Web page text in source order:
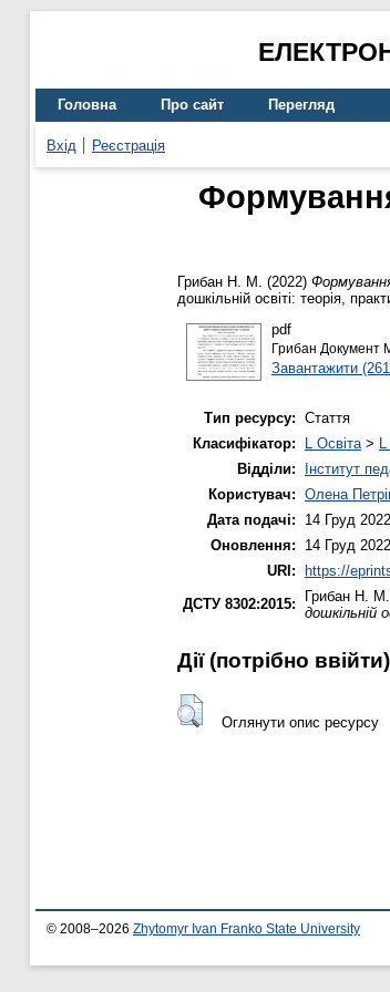
Головна Про сайт Перегляд
Вхід Реєстрація
Грибан Н. М. (2022)
дошкільній освіті: теорія,
pdf
Грибан Документ
Завантажити
Тип ресурсу: Стаття
Класифікатор:
L Освіта>
Відділи:
Інститут
Користувач: Олена
Дата подачі:
14 Груд
Оновлення:
14 Груд
URI:
https://
ДСТУ 8302:2015:
Грибан Н. М.
дошкільній
Дії ​​(потрібно ввійти)
Оглянути опис ресурсу
© 2008–2026 Zhytomyr Ivan Franko State University